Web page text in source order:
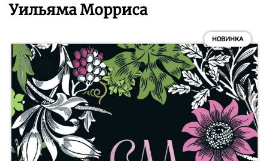
Уильяма Морриса
НОВИНКА